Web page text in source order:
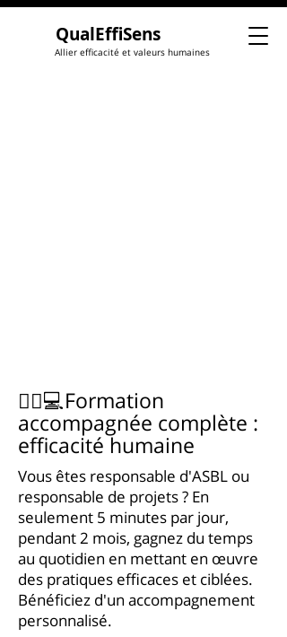
QualEffiSens
Allier efficacité et valeurs humaines
🙋‍♀️💻Formation
accompagnée complète :
efficacité humaine
Vous êtes responsable d'ASBL ou
responsable de projets ? En
seulement 5 minutes par jour,
pendant 2 mois, gagnez du temps
au quotidien en mettant en œuvre
des pratiques efficaces et ciblées.
Bénéficiez d'un accompagnement
personnalisé.